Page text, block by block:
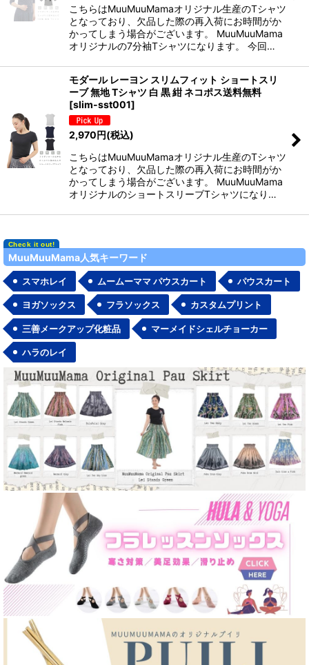
こちらはMuuMuuMamaオリジナル生産のTシャツ
となっており、欠品した際の再入荷にお時間がか
かってしまう場合がございます。 MuuMuuMama
オリジナルの7分袖Tシャツになります。 今回…
モダール レーヨン スリムフィット ショートスリ
ーブ 無地 Tシャツ 白 黒 紺 ネコポス送料無料
[slim-sst001]
2,970円(税込)
こちらはMuuMuuMamaオリジナル生産のTシャツ
となっており、欠品した際の再入荷にお時間がか
かってしまう場合がございます。 MuuMuuMama
オリジナルのショートスリーブTシャツになり…
MuuMuuMama人気キーワード
スマホレイ ムームーママ パウスカート パウスカート
ヨガソックス フラソックス カスタムプリント
三善メークアップ化粧品 マーメイドシェルチョーカー
ハラのレイ